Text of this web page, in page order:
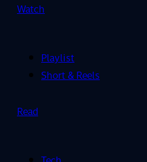
Watch
Playlist
Short & Reels
Read